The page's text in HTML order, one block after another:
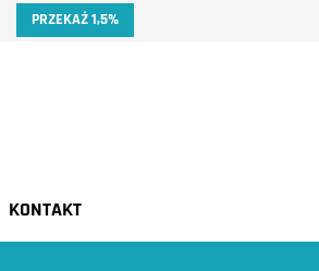
PRZEKAŻ 1,5%
KONTAKT